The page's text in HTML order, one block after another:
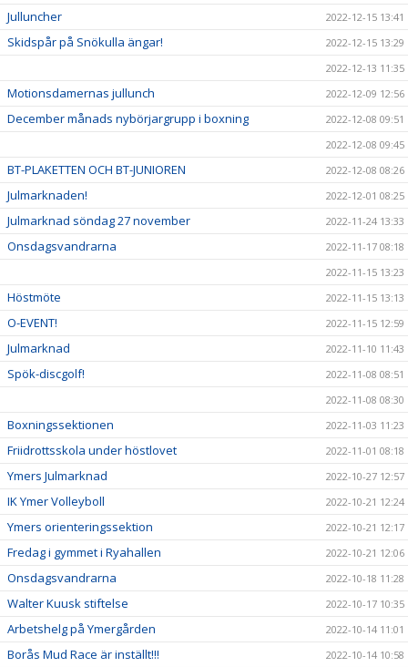
Julluncher 2022-12-15 13:41
Skidspår på Snökulla ängar!
2022-12-15 13:29
2022-12-13 11:35
Motionsdamernas jullunch 2022-12-09 12:56
December månads nybörjargrupp i boxning
2022-12-08 09:51
2022-12-08 09:45
BT-PLAKETTEN OCH BT-JUNIOREN 2022-12-08 08:26
Julmarknaden! 2022-12-01 08:25
Julmarknad söndag 27 november 2022-11-24 13:33
Onsdagsvandrarna
2022-11-17 08:18
2022-11-15 13:23
Höstmöte 2022-11-15 13:13
O-EVENT! 2022-11-15 12:59
Julmarknad 2022-11-10 11:43
Spök-discgolf!
2022-11-08 08:51
2022-11-08 08:30
Boxningssektionen 2022-11-03 11:23
Friidrottsskola under höstlovet 2022-11-01 08:18
Ymers Julmarknad 2022-10-27 12:57
IK Ymer Volleyboll 2022-10-21 12:24
Ymers orienteringssektion 2022-10-21 12:17
Fredag i gymmet i Ryahallen 2022-10-21 12:06
Onsdagsvandrarna 2022-10-18 11:28
Walter Kuusk stiftelse 2022-10-17 10:35
Arbetshelg på Ymergården 2022-10-14 11:01
Borås Mud Race är inställt!!! 2022-10-14 10:58